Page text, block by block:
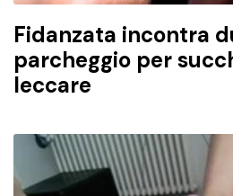
Fidanzata incontra
parcheggio per
leccare